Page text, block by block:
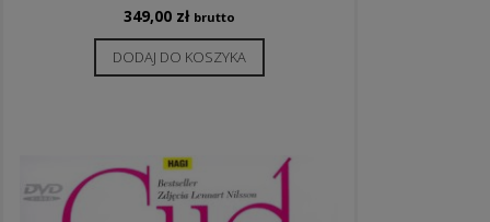
349,00 zł brutto
DODAJ DO KOSZYKA